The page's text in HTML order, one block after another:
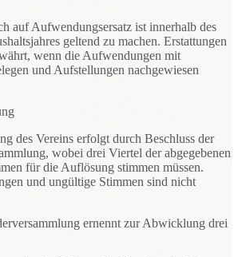
auf Aufwendungsersatz ist innerhalb des
geltend zu machen. Erstattungen
wenn die Aufwendungen mit
und Aufstellungen nachgewiesen
des Vereins erfolgt durch Beschluss der
wobei drei Viertel der abgegebenen
für die Auflösung stimmen müssen.
und ungültige Stimmen sind nicht
ernennt zur Abwicklung drei